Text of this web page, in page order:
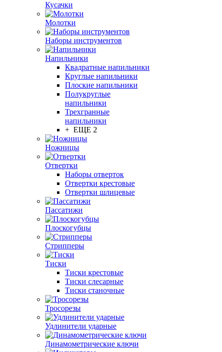
Кусачки
Молотки
Наборы инструментов
Напильники
Квадратные напильники
Круглые напильники
Плоские напильники
Полукруглые
напильники
Трехгранные
напильники
+ ЕЩЕ 2
Ножницы
Отвертки
Наборы отверток
Отвертки крестовые
Отвертки шлицевые
Пассатижи
Плоскогубцы
Стрипперы
Тиски
Тиски крестовые
Тиски слесарные
Тиски станочные
Тросорезы
Удлинители ударные
Динамометрические ключи